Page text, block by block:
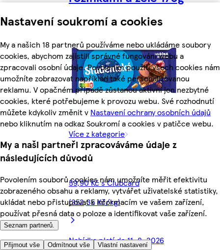
Nastavení soukromí a cookies
My a našich 18 partnerů používáme nebo ukládáme soubory
cookies, abychom zajistili správné fungování webu a
zpracovali osobní údaje. Povolením použití všech cookies nám
umožníte zobrazovat například také personalizovanou
reklamu. V opačném případě zůstanou aktivní jen nezbytné
cookies, které potřebujeme k provozu webu. Své rozhodnutí
můžete kdykoliv změnit v Nastavení ochrany osobních údajů
nebo kliknutím na odkaz Soukromí a cookies v patičce webu.
My a naši partneři zpracováváme údaje z
následujících důvodů
Povolením souborů cookies nám umožníte měřit efektivitu
zobrazeného obsahu a reklamy, vytvářet uživatelské statistiky,
ukládat nebo přistupovat k informacím ve vašem zařízení,
používat přesná data o poloze a identifikovat vaše zařízení.
Seznam partnerů.
Přijmout vše Odmítnout vše Vlastní nastavení
Více z kategorie
59,90 Kč s Clubcard
(352,35 Kč/kg)
Nabídka platí do 11. 8. 2026